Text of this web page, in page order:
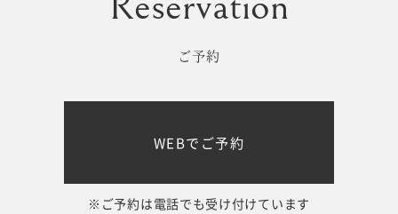
ご予約
WEBでご予約
※ご予約は電話でも受け付けています